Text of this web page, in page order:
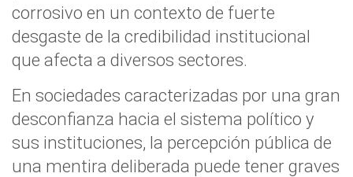
corrosivo en un contexto de fuerte
desgaste de la credibilidad institucional
que afecta a diversos sectores.
En sociedades caracterizadas por una gran
desconfianza hacia el sistema político y
sus instituciones, la percepción pública de
una mentira deliberada puede tener graves